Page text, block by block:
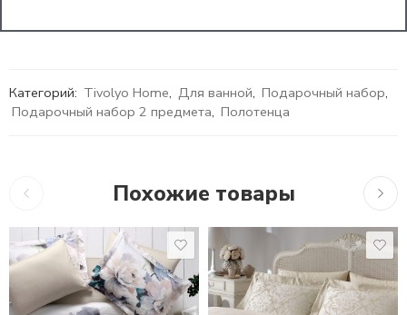
Категорий: Tivolyo Home, Для ванной, Подарочный набор,
Подарочный набор 2 предмета, Полотенца
Похожие товары